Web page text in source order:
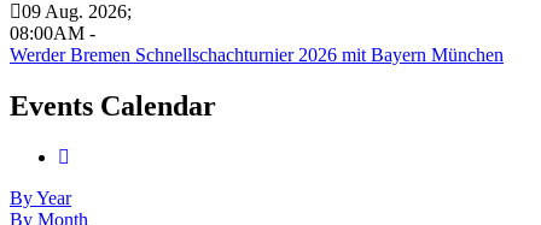
09 Aug. 2026;
08:00AM -
Werder Bremen Schnellschachturnier 2026 mit Bayern München
Events Calendar
By Year
By Month